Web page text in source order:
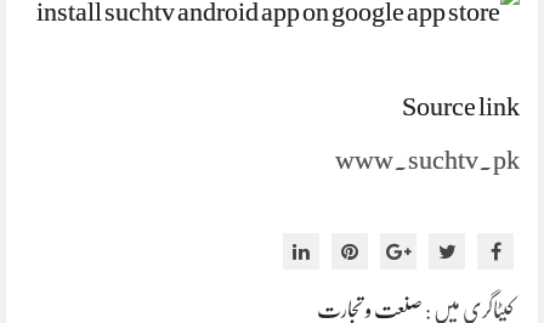
Source link
www.suchtv.pk
کیٹاگری میں : صنعت و تجارت